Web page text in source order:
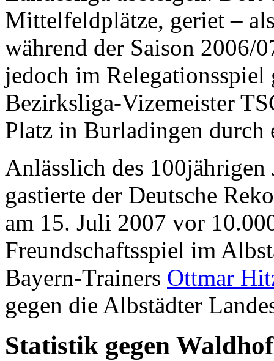
Mittelfeldplätze, geriet –
während der Saison 2006/
jedoch im
Bezirksliga-Vizemeister
Platz in Burladingen durch
Anlässlich des
gastierte der Deutsche
am 15. Juli 2007 vor
Freundschaftsspiel im
Bayern-Trainers Ottmar
gegen die Albstädter
Statistik gegen Waldhof